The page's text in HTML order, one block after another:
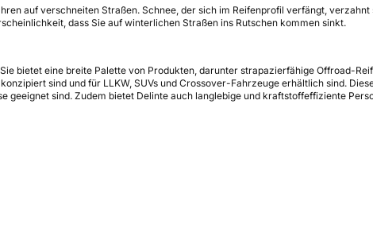
auf verschneiten Straßen. Schnee, der sich im Reifenprofil verfängt,
dass Sie auf winterlichen Straßen ins Rutschen kommen sinkt.
bietet eine breite Palette von Produkten, darunter strapazierfähige Offroad-
sind und für LLKW, SUVs und Crossover-Fahrzeuge erhältlich sind.
geeignet sind. Zudem bietet Delinte auch langlebige und kraftstoffeffiziente